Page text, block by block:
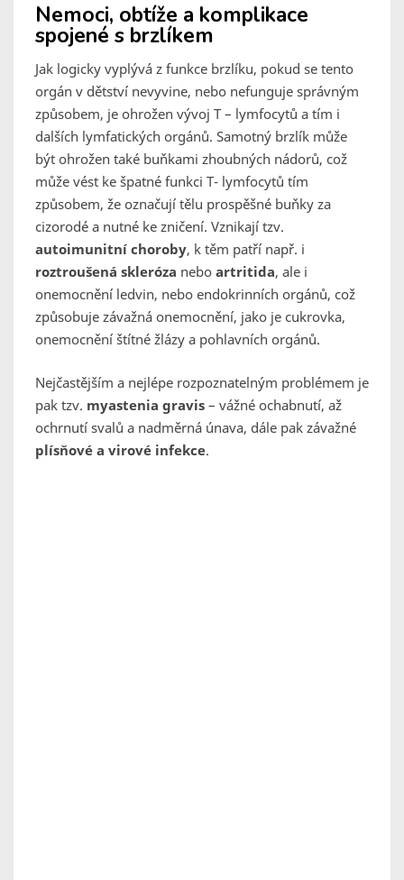
Nemoci, obtíže a komplikace
spojené s brzlíkem
Jak logicky vyplývá z funkce brzlíku, pokud se tento
orgán v dětství nevyvine, nebo nefunguje správným
způsobem, je ohrožen vývoj T – lymfocytů a tím i
dalších lymfatických orgánů. Samotný brzlík může
být ohrožen také buňkami zhoubných nádorů, což
může vést ke špatné funkci T- lymfocytů tím
způsobem, že označují tělu prospěšné buňky za
cizorodé a nutné ke zničení. Vznikají tzv.
autoimunitní choroby, k těm patří např. i
roztroušená skleróza nebo artritida, ale i
onemocnění ledvin, nebo endokrinních orgánů, což
způsobuje závažná onemocnění, jako je cukrovka,
onemocnění štítné žlázy a pohlavních orgánů.
Nejčastějším a nejlépe rozpoznatelným problémem je
pak tzv. myastenia gravis – vážné ochabnutí, až
ochrnutí svalů a nadměrná únava, dále pak závažné
plísňové a virové infekce.